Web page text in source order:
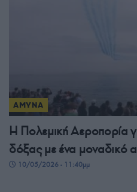
ΑΜΥΝΑ
Η Πολεμική Αεροπορία
δόξας με ένα μοναδικό
10/05/2026 - 11:40μμ